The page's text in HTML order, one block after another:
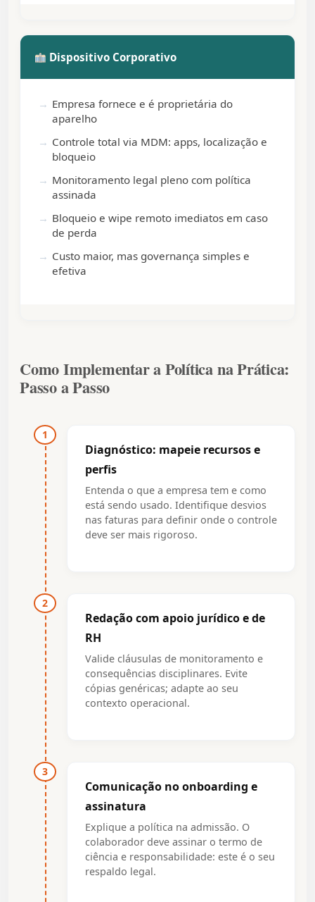
Dispositivo Corporativo
Empresa fornece e é proprietária do
aparelho
Controle total via MDM: apps, localização e
bloqueio
Monitoramento legal pleno com política
assinada
Bloqueio e wipe remoto imediatos em caso
de perda
Custo maior, mas governança simples e
efetiva
Como Implementar a Política na Prática:
Passo a Passo
1
Diagnóstico: mapeie recursos e
perfis
Entenda o que a empresa tem e como
está sendo usado. Identifique desvios
nas faturas para definir onde o controle
deve ser mais rigoroso.
2
Redação com apoio jurídico e de
RH
Valide cláusulas de monitoramento e
consequências disciplinares. Evite
cópias genéricas; adapte ao seu
contexto operacional.
3
Comunicação no onboarding e
assinatura
Explique a política na admissão. O
colaborador deve assinar o termo de
ciência e responsabilidade: este é o seu
respaldo legal.